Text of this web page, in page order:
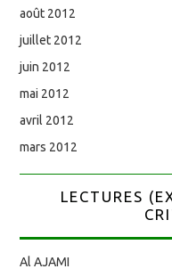
août 2012
juillet 2012
juin 2012
mai 2012
avril 2012
mars 2012
LECTURES
Al AJAMI